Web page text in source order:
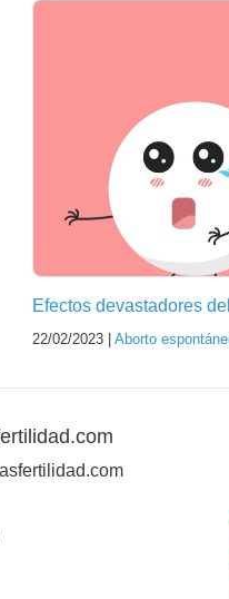
Efectos devastadores
22/02/2023 | Aborto